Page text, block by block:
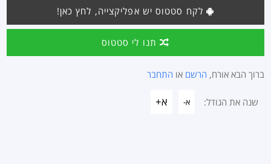
לקח סטטוס יש אפליקצייה, לחץ כאן!
תנו לי סטטוס
ברוך הבא אורח, הרשם או התחבר
שנה את הגודל: א- א+